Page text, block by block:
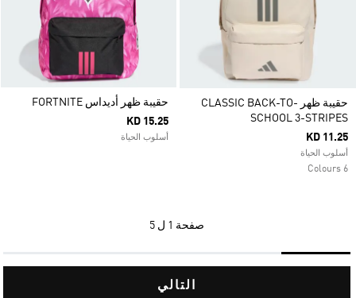
حقيبة ظهر CLASSIC BACK-TO-
SCHOOL 3-STRIPES
KD 11.25
أسلوب الحياة
6 Colours
حقيبة ظهر أديداس FORTNITE
KD 15.25
أسلوب الحياة
صفحة 1 ل 5
التالي